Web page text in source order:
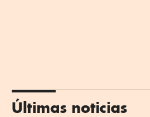
Últimas noticias